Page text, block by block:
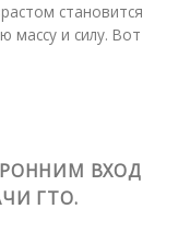
ВХОД
ГТО.
становится
массу и силу. Вот